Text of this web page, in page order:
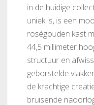
in de huidige
uniek is, is een
roségouden kast
44,5 millimeter
structuur en
geborstelde
de krachtige
bruisende